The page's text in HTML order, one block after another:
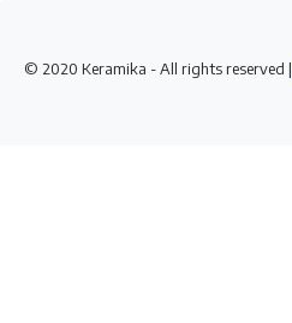
© 2020 Keramika - All rights reserved |